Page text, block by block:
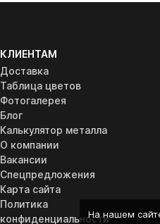
КЛИЕНТАМ
Доставка
Таблица цветов
Фотогалерея
Блог
Калькулятор металла
О компании
Вакансии
Спецпредложения
Карта сайта
Политика
конфиденциальностиНа нашем